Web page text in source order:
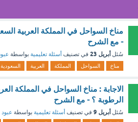
مناخ السواحل في المملكة العربية
- مع الشرح
سُئل أبريل 23 في تصنيف أسئلة تعليمية بواسطة
مناخ السواحل المملكة العربية السعودية
الاجابة : مناخ السواحل في المملكة
الرطوبة ؟ - مع الشرح
سُئل أبريل 9 في تصنيف أسئلة تعليمية بواسطة عبود